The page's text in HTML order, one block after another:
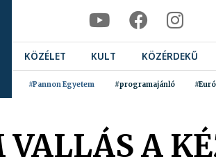
KÖZÉLET KULT KÖZÉRDEKŰ
#Pannon Egyetem #programajánló
VALLÁS A